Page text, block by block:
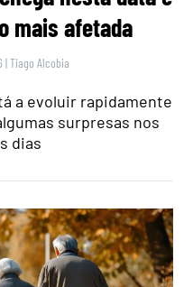
mais afetada
|Tiago Alcobia
a evoluir rapidamente
surpresas nos
dias